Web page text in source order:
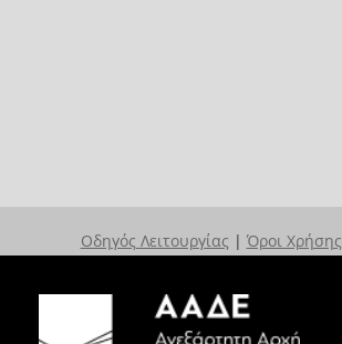
Οδηγός Λειτουργίας | Όροι Χρήσης